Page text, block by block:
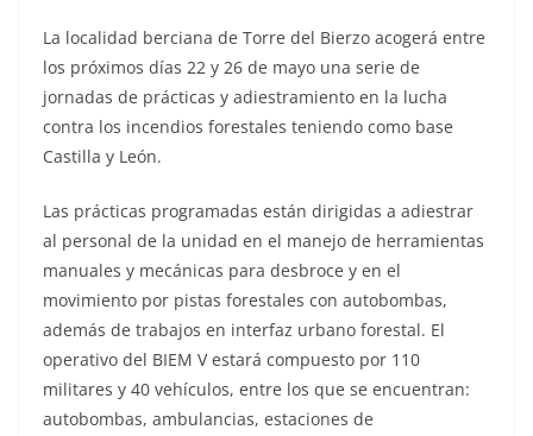
La localidad berciana de Torre del Bierzo acogerá entre
los próximos días 22 y 26 de mayo una serie de
jornadas de prácticas y adiestramiento en la lucha
contra los incendios forestales teniendo como base
Castilla y León.
Las prácticas programadas están dirigidas a adiestrar
al personal de la unidad en el manejo de herramientas
manuales y mecánicas para desbroce y en el
movimiento por pistas forestales con autobombas,
además de trabajos en interfaz urbano forestal. El
operativo del BIEM V estará compuesto por 110
militares y 40 vehículos, entre los que se encuentran:
autobombas, ambulancias, estaciones de